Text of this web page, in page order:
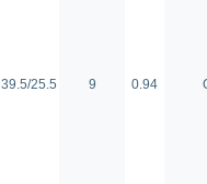
39.5/25.5 9 0.94